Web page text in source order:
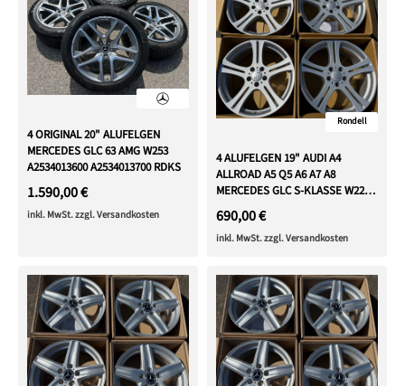
4 ORIGINAL 20" ALUFELGEN
MERCEDES GLC 63 AMG W253
A2534013600 A2534013700 RDKS
1.590,00 €
inkl. MwSt. zzgl. Versandkosten
Rondell
4 ALUFELGEN 19" AUDI A4
ALLROAD A5 Q5 A6 A7 A8
MERCEDES GLC S-KLASSE W221
W222
690,00 €
inkl. MwSt. zzgl. Versandkosten